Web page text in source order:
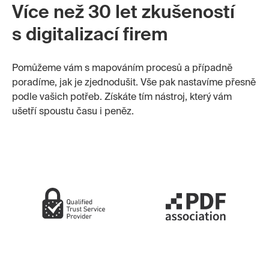
Více než 30 let zkušeností
s digitalizací firem
Pomůžeme vám s mapováním procesů a případně
poradíme, jak je zjednodušit. Vše pak nastavíme přesně
podle vašich potřeb. Získáte tím nástroj, který vám
ušetří spoustu času i peněz.